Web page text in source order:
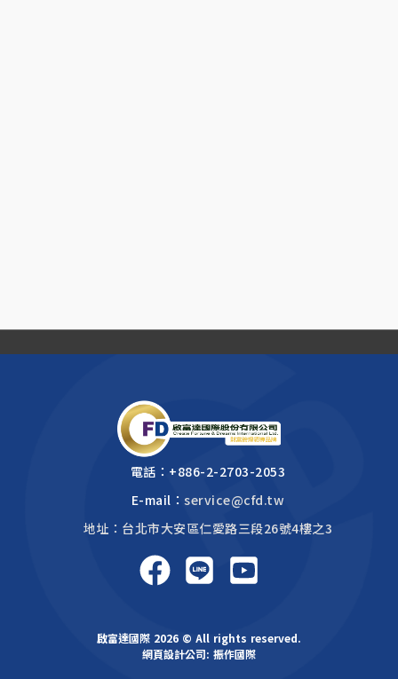
電話： +886-2-2703-2053
E-mail：service@cfd.tw
地址：台北市大安區仁愛路三段26號4樓之3
啟富達國際 2026 © All rights reserved.
網頁設計公司: 振作國際